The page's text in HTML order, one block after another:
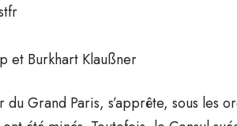
et Burkhart Klaußner
Grand Paris, s’apprête, sous les